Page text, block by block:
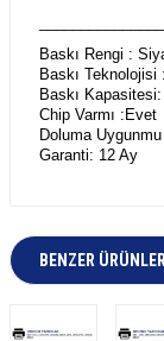
Baskı Rengi :
Baskı
Baskı
Chip Varmı :Evet
Doluma
Garanti: 12 Ay
BENZER ÜRÜNLER